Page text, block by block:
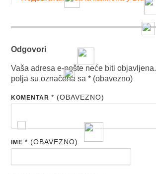
Odgovori
Vaša adresa e-pošte neće biti objavljena.
polja su označena sa* (obavezno)
KOMENTAR* (OBAVEZNO)
IME* (OBAVEZNO)